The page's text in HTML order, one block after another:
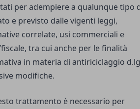
per adempiere a qualunque tipo
e previsto dalle vigenti leggi,
correlate, usi commerciali e
tra cui anche per le finalità
in materia di antiriciclaggio
modifiche.
trattamento è necessario per